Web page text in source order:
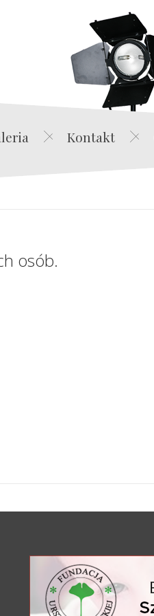
Film Agencja Aktorska
Kontakt
osób.